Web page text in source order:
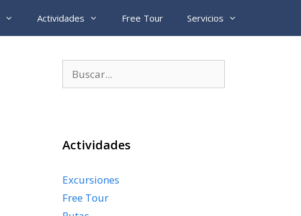
Actividades Free Tour Servicios
Actividades
Excursiones
Free Tour